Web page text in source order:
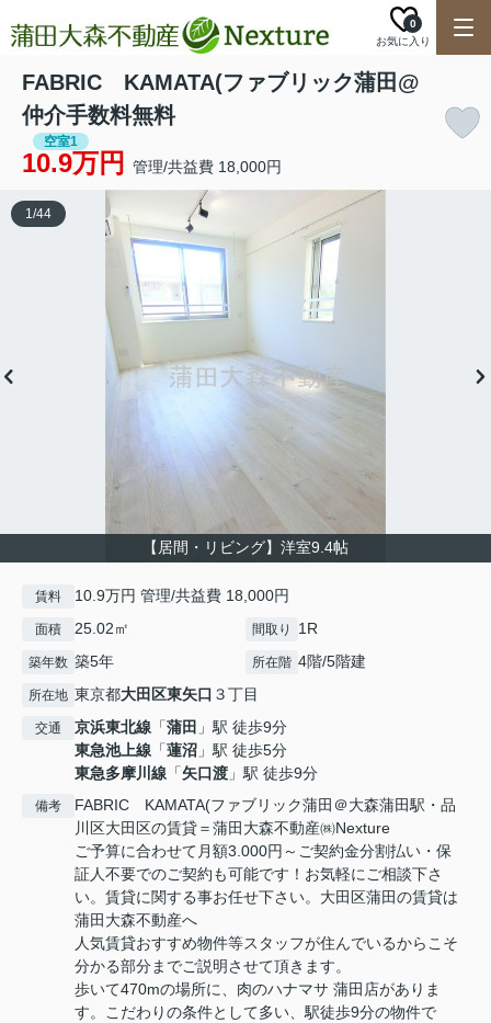
お気に入り
0
FABRIC KAMATA(ファブリック蒲田@
仲介手数料無料
空室1
10.9万円 管理/共益費 18,000円
【居間・リビング】洋室9.4帖
1/44
賃料 10.9万円 管理/共益費 18,000円
面積 25.02㎡ 間取り 1R
築年数 築5年 所在階 4階/5階建
所在地 東京都大田区東矢口 ３丁目
交通 京浜東北線 「蒲田 」駅 徒歩9分
東急池上線 「蓮沼 」駅 徒歩5分
東急多摩川線 「矢口渡 」駅 徒歩9分
備考
FABRIC KAMATA(ファブリック蒲田＠大森蒲田駅・品
川区大田区の賃貸＝蒲田大森不動産㈱Nexture
ご予算に合わせて月額3.000円～ご契約金分割払い・保
証人不要でのご契約も可能です！お気軽にご相談下さ
い。賃貸に関する事お任せ下さい。大田区蒲田の賃貸は
蒲田大森不動産へ
人気賃貸おすすめ物件等スタッフが住んでいるからこそ
分かる部分までご説明させて頂きます。
歩いて470mの場所に、肉のハナマサ 蒲田店がありま
す。こだわりの条件として多い、駅徒歩9分の物件で